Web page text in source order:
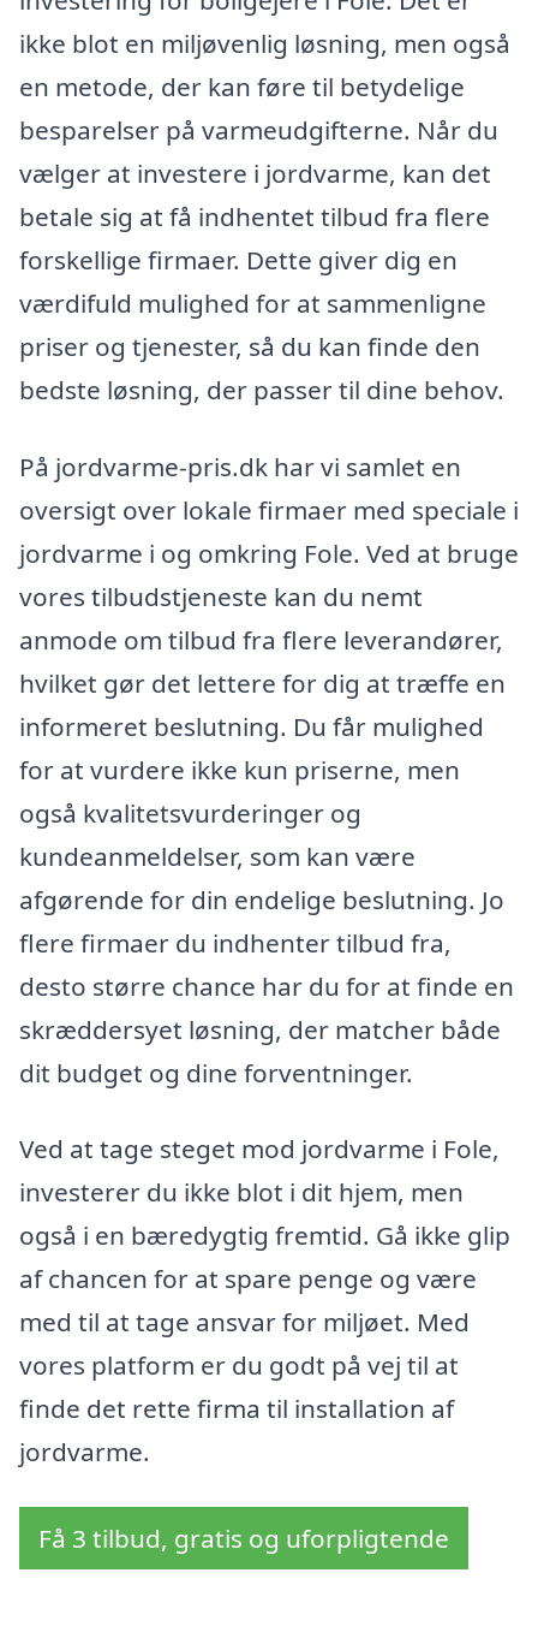
ikke blot en miljøvenlig løsning, men også
en metode, der kan føre til betydelige
besparelser på varmeudgifterne. Når du
vælger at investere i jordvarme, kan det
betale sig at få indhentet tilbud fra flere
forskellige firmaer. Dette giver dig en
værdifuld mulighed for at sammenligne
priser og tjenester, så du kan finde den
bedste løsning, der passer til dine behov.
På jordvarme-pris.dk har vi samlet en
oversigt over lokale firmaer med speciale i
jordvarme i og omkring Fole. Ved at bruge
vores tilbudstjeneste kan du nemt
anmode om tilbud fra flere leverandører,
hvilket gør det lettere for dig at træffe en
informeret beslutning. Du får mulighed
for at vurdere ikke kun priserne, men
også kvalitetsvurderinger og
kundeanmeldelser, som kan være
afgørende for din endelige beslutning. Jo
flere firmaer du indhenter tilbud fra,
desto større chance har du for at finde en
skræddersyet løsning, der matcher både
dit budget og dine forventninger.
Ved at tage steget mod jordvarme i Fole,
investerer du ikke blot i dit hjem, men
også i en bæredygtig fremtid. Gå ikke glip
af chancen for at spare penge og være
med til at tage ansvar for miljøet. Med
vores platform er du godt på vej til at
finde det rette firma til installation af
jordvarme.
Få 3 tilbud, gratis og uforpligtende